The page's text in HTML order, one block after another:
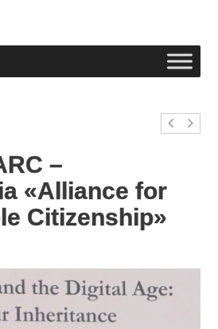
–
«Alliance for
Citizenship»